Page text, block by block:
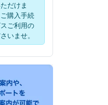
だけま
購入手続
ご利用の
いませ。